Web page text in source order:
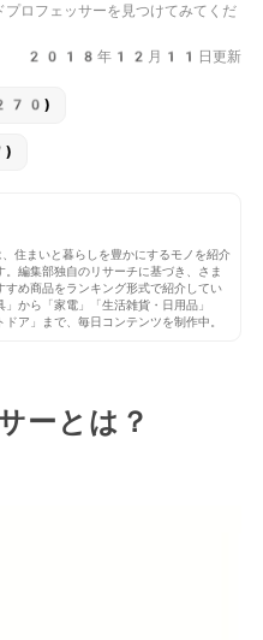
ロフェッサーを見つけてみてくだ
2018年12月11日更新
(270)
住まいと暮らしを豊かにするモノを紹介
。編集部独自のリサーチに基づき、さま
すめ商品をランキング形式で紹介してい
から「家電」「生活雑貨・日用品」
ドア」まで、毎日コンテンツを制作中。
ーとは？